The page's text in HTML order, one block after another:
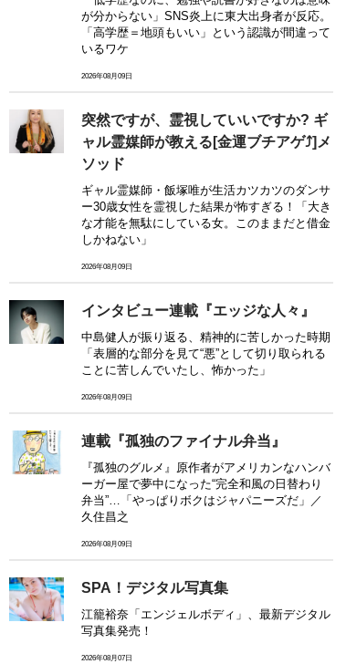
が分からない」SNS炎上に東大出身者が反応。
「高学歴＝地頭もいい」という認識が間違って
いるワケ
2026年08月09日
突然ですが、霊視していいですか? ギ
ャル霊媒師が教える[金運ブチアゲ⤴]メ
ソッド
ギャル霊媒師・飯塚唯が生活カツカツのダンサ
ー30歳女性を霊視した結果が怖すぎる！「大き
な才能を無駄にしている女。このままだと借金
しかねない」
2026年08月09日
インタビュー連載『エッジな人々』
中島健人が振り返る、精神的に苦しかった時期
「表層的な部分を見て“悪”として切り取られる
ことに苦しんでいたし、怖かった」
2026年08月09日
連載『孤独のファイナル弁当』
『孤独のグルメ』原作者がアメリカンなハンバ
ーガー屋で夢中になった“完全和風の日替わり
弁当”…「やっぱりボクはジャパニーズだ」／
久住昌之
2026年08月09日
SPA！デジタル写真集
江籠裕奈「エンジェルボディ」、最新デジタル
写真集発売！
2026年08月07日